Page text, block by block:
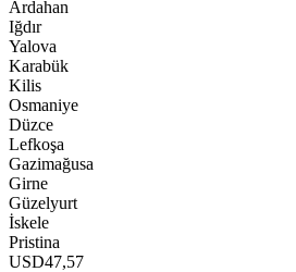
Ardahan
Iğdır
Yalova
Karabük
Kilis
Osmaniye
Düzce
Lefkoşa
Gazimağusa
Girne
Güzelyurt
İskele
Pristina
USD47,57